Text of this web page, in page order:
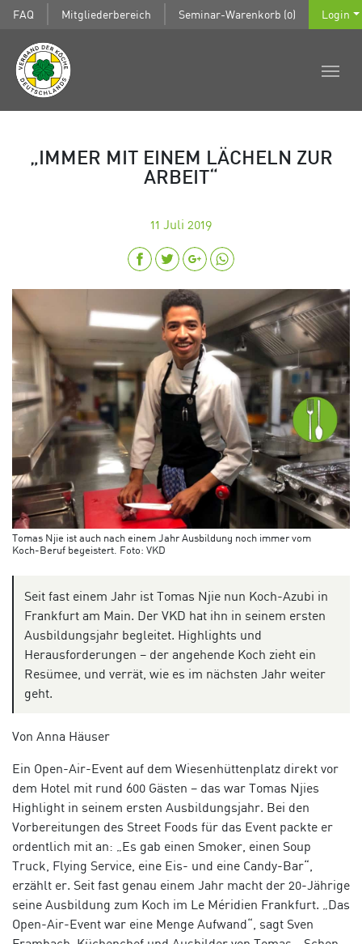
FAQ Mitgliederbereich Seminar-Warenkorb (0) Login
„IMMER MIT EINEM LÄCHELN ZUR
ARBEIT“
11 Juli 2019
Tomas Njie ist auch nach einem Jahr Ausbildung noch immer vom
Koch-Beruf begeistert. Foto: VKD
Seit fast einem Jahr ist Tomas Njie nun Koch-Azubi in
Frankfurt am Main. Der VKD hat ihn in seinem ersten
Ausbildungsjahr begleitet. Highlights und
Herausforderungen – der angehende Koch zieht ein
Resümee, und verrät, wie es im nächsten Jahr weiter
geht.
Von Anna Häuser
Ein Open-Air-Event auf dem Wiesenhüttenplatz direkt vor
dem Hotel mit rund 600 Gästen – das war Tomas Njies
Highlight in seinem ersten Ausbildungsjahr. Bei den
Vorbereitungen des Street Foods für das Event packte er
ordentlich mit an: „Es gab einen Smoker, einen Soup
Truck, Flying Service, eine Eis- und eine Candy-Bar“,
erzählt er. Seit fast genau einem Jahr macht der 20-Jährige
seine Ausbildung zum Koch im Le Méridien Frankfurt. „Das
Open-Air-Event war eine Menge Aufwand“, sagt Sven